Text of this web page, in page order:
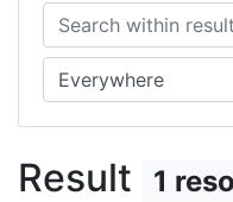
Search within
Search in...
Result 1